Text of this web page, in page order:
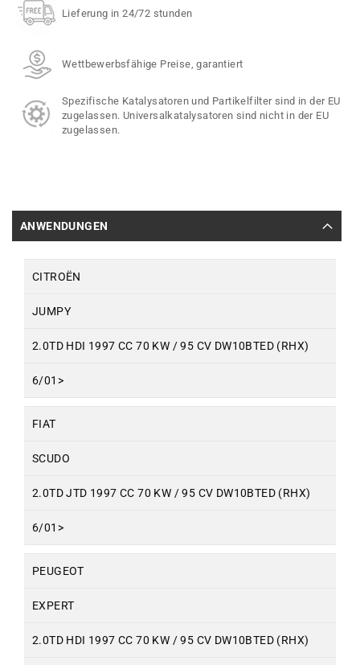
Lieferung in 24/72 stunden
Wettbewerbsfähige Preise, garantiert
Spezifische Katalysatoren und Partikelfilter sind in der EU
zugelassen. Universalkatalysatoren sind nicht in der EU
zugelassen.
ANWENDUNGEN
CITROËN
JUMPY
2.0TD HDI 1997 CC 70 KW / 95 CV DW10BTED (RHX)
6/01>
FIAT
SCUDO
2.0TD JTD 1997 CC 70 KW / 95 CV DW10BTED (RHX)
6/01>
PEUGEOT
EXPERT
2.0TD HDI 1997 CC 70 KW / 95 CV DW10BTED (RHX)